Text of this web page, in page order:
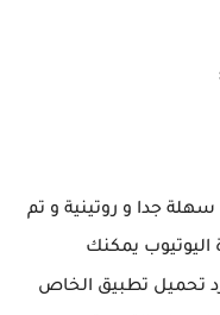
جدا و روتينية و تم
يمكنك
تحميل تطبيق الخاص